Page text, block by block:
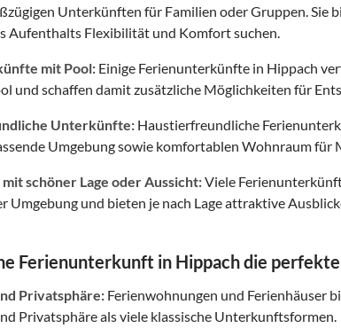
Unterkünften für Familien oder Gruppen. Sie
Aufenthalts Flexibilität und Komfort suchen.
mit Pool: Einige Ferienunterkünfte in Hippach
und schaffen damit zusätzliche Möglichkeiten für
Unterkünfte: Haustierfreundliche
Umgebung sowie komfortablen Wohnraum für
schöner Lage oder Aussicht:Viele
Umgebung und bieten je nach Lage attraktive
Ferienunterkunft in Hippach die
Privatsphäre: Ferienwohnungen und Ferienhäuser
Privatsphäre als viele klassische Unterkunftsformen.